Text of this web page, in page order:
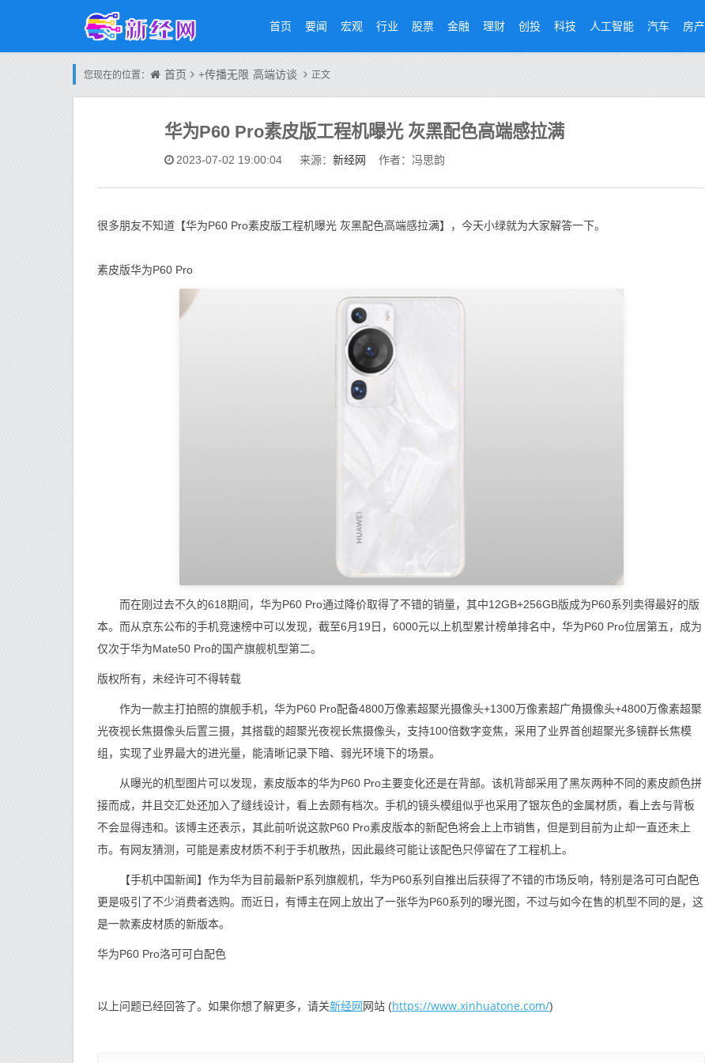
首页 要闻 宏观 行业 股票 金融 理财 创投 科技 人工智能 汽车 房产
您现在的位置： 首页 +传播无限 高端访谈 正文
华为P60 Pro素皮版工程机曝光 灰黑配色高端感拉满
2023-07-02 19:00:04 来源： 新经网 作者：冯思韵
很多朋友不知道【华为P60 Pro素皮版工程机曝光 灰黑配色高端感拉满】，今天小绿就为大家解答一下。
素皮版华为P60 Pro
而在刚过去不久的618期间，华为P60 Pro通过降价取得了不错的销量，其中12GB+256GB版成为P60系列卖得最好的版
本。而从京东公布的手机竞速榜中可以发现，截至6月19日，6000元以上机型累计榜单排名中，华为P60 Pro位居第五，成为
仅次于华为Mate50 Pro的国产旗舰机型第二。
版权所有，未经许可不得转载
作为一款主打拍照的旗舰手机，华为P60 Pro配备4800万像素超聚光摄像头+1300万像素超广角摄像头+4800万像素超聚
光夜视长焦摄像头后置三摄，其搭载的超聚光夜视长焦摄像头，支持100倍数字变焦，采用了业界首创超聚光多镜群长焦模
组，实现了业界最大的进光量，能清晰记录下暗、弱光环境下的场景。
从曝光的机型图片可以发现，素皮版本的华为P60 Pro主要变化还是在背部。该机背部采用了黑灰两种不同的素皮颜色拼
接而成，并且交汇处还加入了缝线设计，看上去颇有档次。手机的镜头模组似乎也采用了银灰色的金属材质，看上去与背板
不会显得违和。该博主还表示，其此前听说这款P60 Pro素皮版本的新配色将会上上市销售，但是到目前为止却一直还未上
市。有网友猜测，可能是素皮材质不利于手机散热，因此最终可能让该配色只停留在了工程机上。
【手机中国新闻】作为华为目前最新P系列旗舰机，华为P60系列自推出后获得了不错的市场反响，特别是洛可可白配色
更是吸引了不少消费者选购。而近日，有博主在网上放出了一张华为P60系列的曝光图，不过与如今在售的机型不同的是，这
是一款素皮材质的新版本。
华为P60 Pro洛可可白配色
以上问题已经回答了。如果你想了解更多，请关新经网网站 (https://www.xinhuatone.com/)